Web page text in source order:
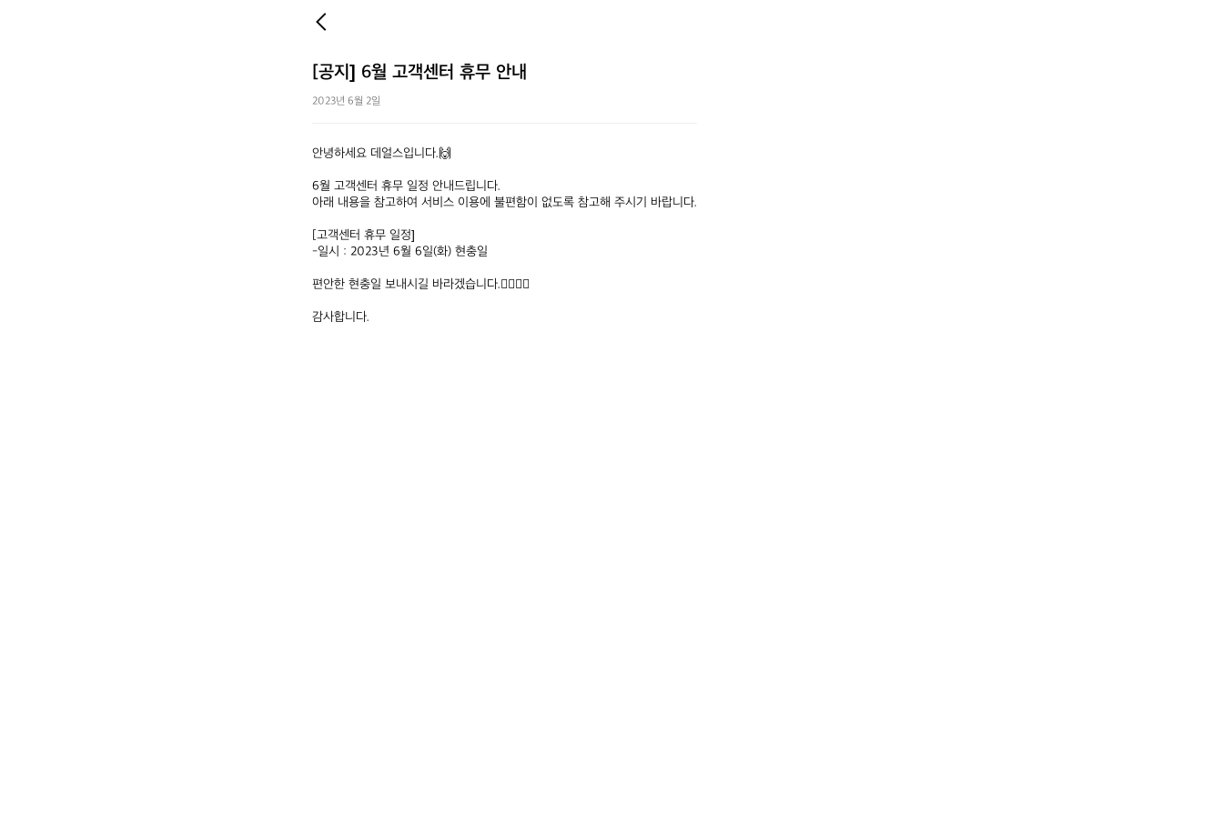
[공지] 6월 고객센터 휴무 안내
2023년 6월 2일
안녕하세요 데얼스입니다.🙌
6월 고객센터 휴무 일정 안내드립니다.
아래 내용을 참고하여 서비스 이용에 불편함이 없도록 참고해 주시기 바랍니다.
[고객센터 휴무 일정]
-일시 : 2023년 6월 6일(화) 현충일
편안한 현충일 보내시길 바라겠습니다.🙇‍♂️🙇‍♀️
감사합니다.